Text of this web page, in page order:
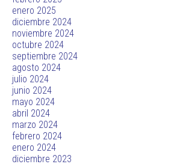
enero 2025
diciembre 2024
noviembre 2024
octubre 2024
septiembre 2024
agosto 2024
julio 2024
junio 2024
mayo 2024
abril 2024
marzo 2024
febrero 2024
enero 2024
diciembre 2023